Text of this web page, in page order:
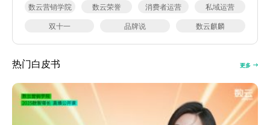
数云营销学院
数云荣誉 消费者运营
私域运营
双十一
品牌说 数云麒麟
热门白皮书 更多